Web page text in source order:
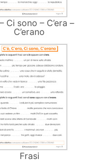
– Ci sono – C’era –
C’erano
Frasi